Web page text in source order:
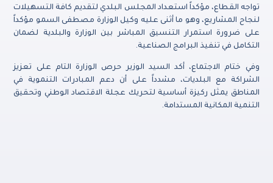
تواجه القطاع، مؤكداً استعداد المجلس البلدي لتقديم كافة التسهيلات
لنجاح المشاريع، وهو ما أثنى عليه وكيل الوزارة مصطفى السمو مؤكداً
على ضرورة استمرار التنسيق المباشر بين الوزارة والبلدية لضمان
التكامل في تنفيذ البرامج الصناعية.
وفي ختام الاجتماع، أكد السيد الوزير حرص الوزارة التام على تعزيز
الشراكة مع البلديات، مشدداً على أن دعم المبادرات التنموية في
المناطق يمثل ركيزة أساسية لتحريك عجلة الاقتصاد الوطني وتحقيق
التنمية المكانية المستدامة.